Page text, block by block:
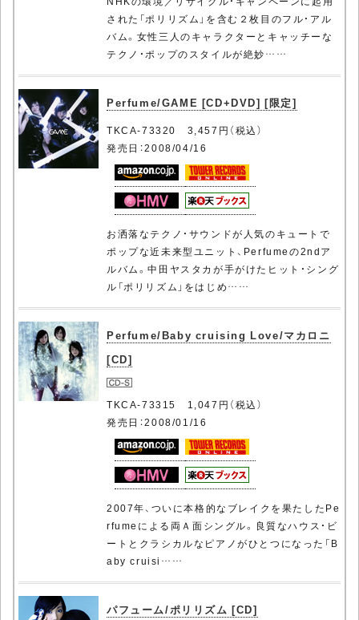
された「ポリリズム」を含む２枚目のフル・アル
バム。女性三人のキャラクターとキャッチーな
テクノ・ポップのスタイルが絶妙……
Perfume/GAME [CD+DVD] [限定]
TKCA-73320 3,457円（税込）
発売日：2008/04/16
お洒落なテクノ・サウンドが人気のキュートで
ポップな近未来型ユニット、Perfumeの2ndア
ルバム。中田ヤスタカが手がけたヒット・シング
ル「ポリリズム」をはじめ……
Perfume/Baby cruising Love/マカロニ
[CD]
TKCA-73315 1,047円（税込）
発売日：2008/01/16
2007年、ついに本格的なブレイクを果たしたPe
rfumeによる両Ａ面シングル。良質なハウス・ビ
ートとクラシカルなピアノがひとつになった「B
aby cruisi……
パフューム/ポリリズム [CD]